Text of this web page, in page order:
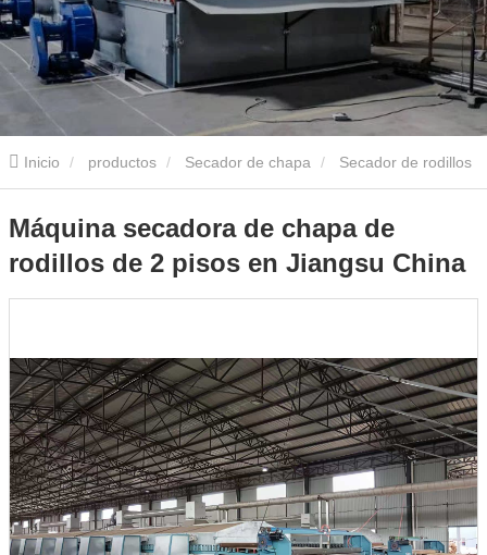
Inicio productos Secador de chapa Secador de rodillos
de chapa
Jiangsu China
Máquina secadora de chapa de
rodillos de 2 pisos en Jiangsu China